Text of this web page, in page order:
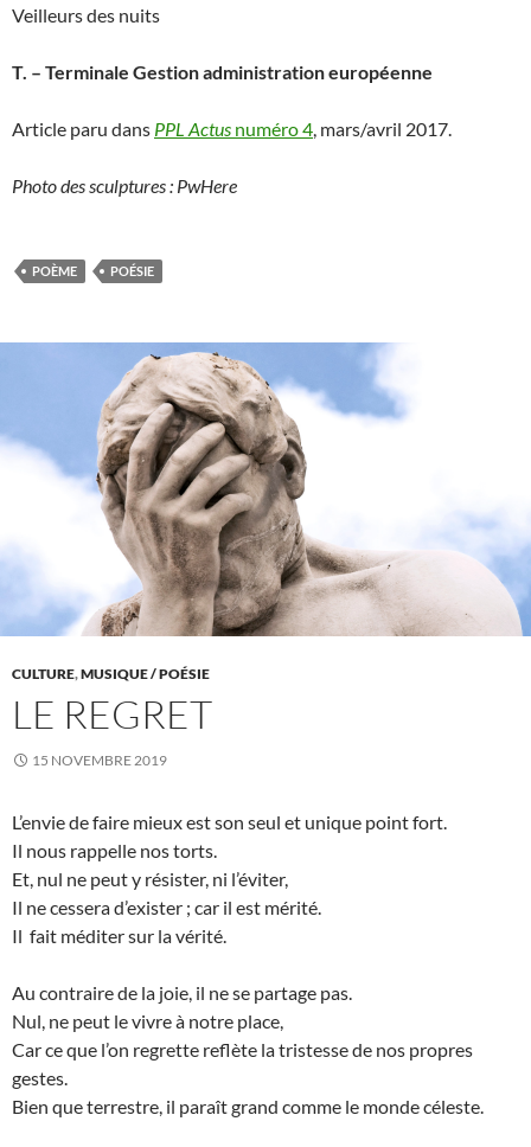
Veilleurs des nuits
T. – Terminale Gestion administration européenne
Article paru dans PPL Actus numéro 4, mars/avril 2017.
Photo des sculptures : PwHere
POÈME POÉSIE
CULTURE,MUSIQUE / POÉSIE
LE REGRET
15 NOVEMBRE 2019
L’envie de faire mieux est son seul et unique point fort.
Il nous rappelle nos torts.
Et, nul ne peut y résister, ni l’éviter,
Il ne cessera d’exister ; car il est mérité.
Il fait méditer sur la vérité.
Au contraire de la joie, il ne se partage pas.
Nul, ne peut le vivre à notre place,
Car ce que l’on regrette reflète la tristesse de nos propres
gestes.
Bien que terrestre, il paraît grand comme le monde céleste.